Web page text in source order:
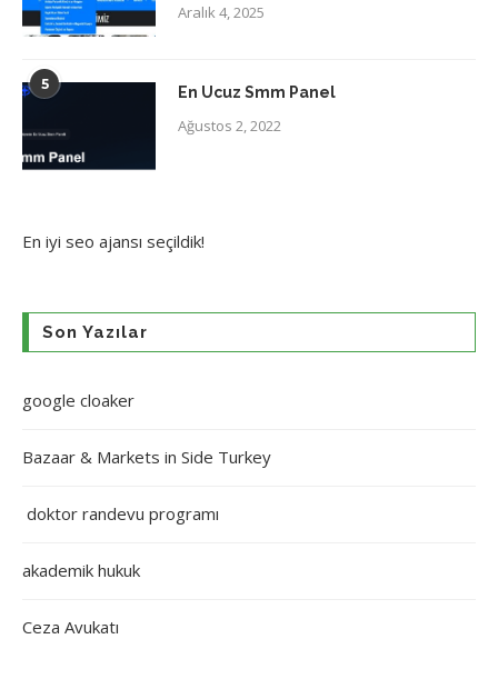
Aralık 4, 2025
5 En Ucuz Smm Panel
Ağustos 2, 2022
En iyi seo ajansı seçildik!
Son Yazılar
google cloaker
Bazaar & Markets in Side Turkey
doktor randevu programı
akademik hukuk
Ceza Avukatı